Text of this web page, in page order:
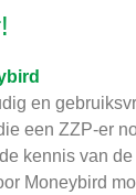
en
een ZZP-er
kennis van
Moneybird